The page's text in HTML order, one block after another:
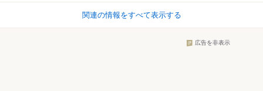
関連の情報をすべて表示する
広告を非表示